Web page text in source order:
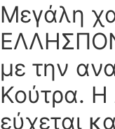
Μεγάλη
με την
Κούτρα. Η
εύχεται